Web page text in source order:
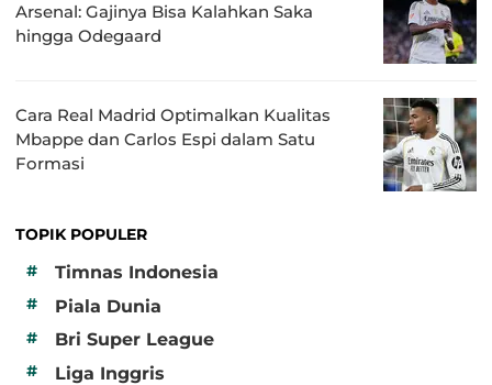
Arsenal: Gajinya Bisa Kalahkan Saka
hingga Odegaard
Cara Real Madrid Optimalkan Kualitas
Mbappe dan Carlos Espi dalam Satu
Formasi
TOPIK POPULER
#
Timnas Indonesia
# Piala Dunia
# Bri Super League
# Liga Inggris